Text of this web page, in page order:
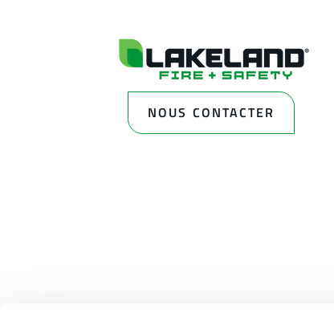
NOUS CONTACTER